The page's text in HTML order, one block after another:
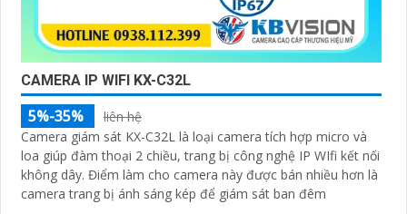
CAMERA IP WIFI KX-C32L
5%-35%
liên hệ
Camera giám sát KX-C32L là loại camera tích hợp micro và
loa giúp đàm thoại 2 chiều, trang bị công nghệ IP WIfi kết nối
không dây. Điểm làm cho camera này được bán nhiều hơn là
camera trang bị ánh sáng kép để giám sát ban đêm